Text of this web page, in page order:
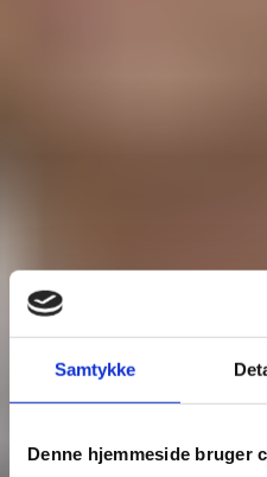
Samtykke
Denne hjemmeside bruger